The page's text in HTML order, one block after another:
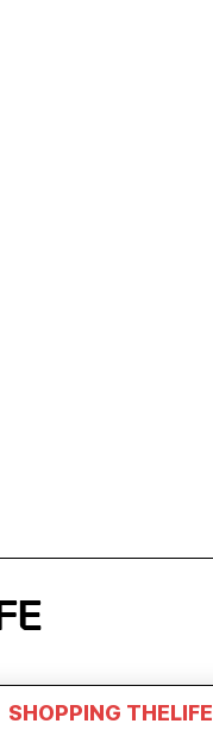
THELIFE NOTICE
SHOPPING THELIFE